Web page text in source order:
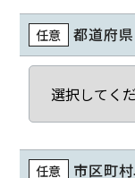
任意 都道府県
任意 市区町